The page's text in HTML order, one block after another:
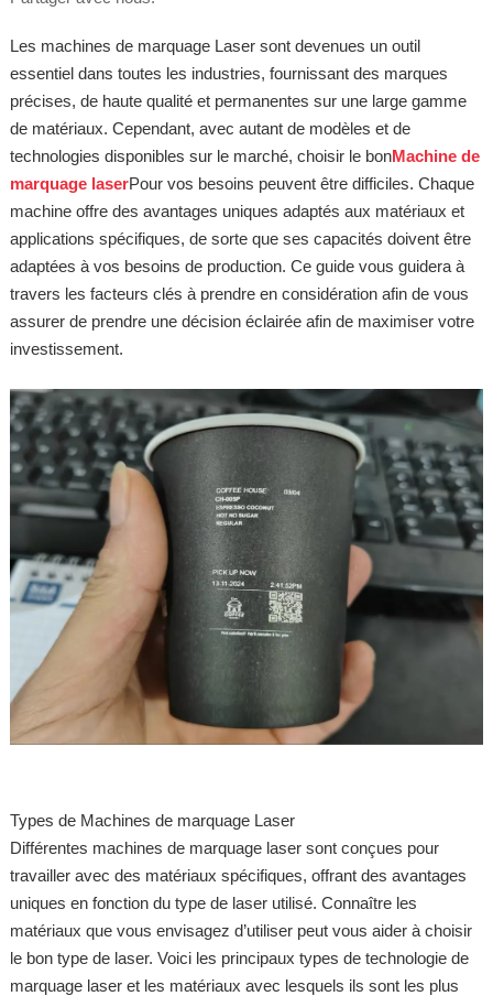
Les machines de marquage Laser sont devenues un outil
essentiel dans toutes les industries, fournissant des marques
précises, de haute qualité et permanentes sur une large gamme
de matériaux. Cependant, avec autant de modèles et de
technologies disponibles sur le marché, choisir le bonMachine de
marquage laserPour vos besoins peuvent être difficiles. Chaque
machine offre des avantages uniques adaptés aux matériaux et
applications spécifiques, de sorte que ses capacités doivent être
adaptées à vos besoins de production. Ce guide vous guidera à
travers les facteurs clés à prendre en considération afin de vous
assurer de prendre une décision éclairée afin de maximiser votre
investissement.
Types de Machines de marquage Laser
Différentes machines de marquage laser sont conçues pour
travailler avec des matériaux spécifiques, offrant des avantages
uniques en fonction du type de laser utilisé. Connaître les
matériaux que vous envisagez d’utiliser peut vous aider à choisir
le bon type de laser. Voici les principaux types de technologie de
marquage laser et les matériaux avec lesquels ils sont les plus